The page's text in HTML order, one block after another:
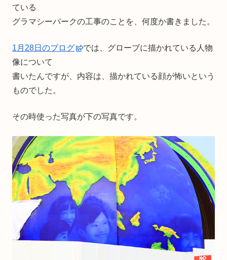
ている
グラマシーパークの工事のことを、何度か書きました。
1月28日のブログ
では、グローブに描かれている人物
像について
書いたんですが、内容は、描かれている顔が怖いという
ものでした。
その時使った写真が下の写真です。